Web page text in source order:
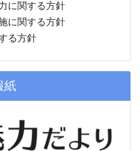
に関する方針
に関する方針
る方針
紙